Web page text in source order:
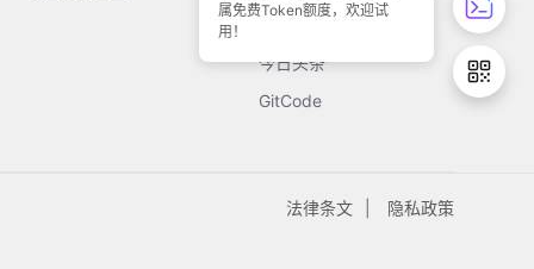
今日头条
GitCode
法律条文 隐私政策
属免费Token额度，欢迎试
用！